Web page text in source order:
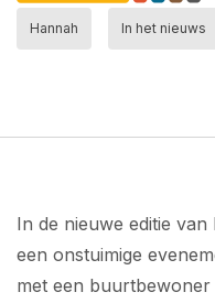
Hannah In het nieuws
In de nieuwe editie
een onstuimige
met een buurtbewoner